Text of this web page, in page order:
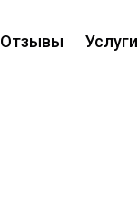
Отзывы Услуги